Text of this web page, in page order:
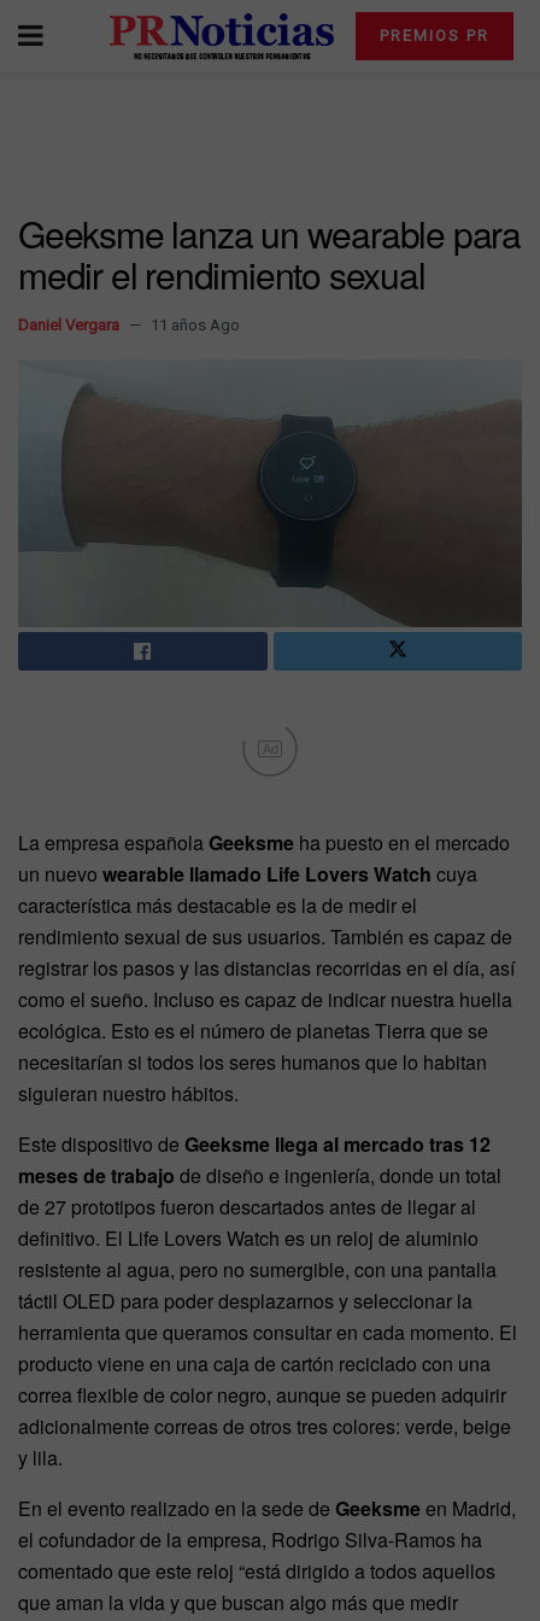
PREMIOS PR
Geeksme lanza un wearable para
medir el rendimiento sexual
Daniel Vergara 11 años Ago
Ad
La empresa españolaGeeksme ha puesto en el mercado
un nuevo wearable llamado Life Lovers Watch cuya
característica más destacable es la de medir el
rendimiento sexual de sus usuarios. También es capaz de
registrar los pasos y las distancias recorridas en el día, así
como el sueño. Incluso es capaz de indicar nuestra huella
ecológica. Esto es el número de planetas Tierra que se
necesitarían si todos los seres humanos que lo habitan
siguieran nuestro hábitos.
Este dispositivo de Geeksme llega al mercado tras 12
meses de trabajo de diseño e ingeniería, donde un total
de 27 prototipos fueron descartados antes de llegar al
definitivo. El Life Lovers Watch es un reloj de aluminio
resistente al agua, pero no sumergible, con una pantalla
táctil OLED para poder desplazarnos y seleccionar la
herramienta que queramos consultar en cada momento. El
producto viene en una caja de cartón reciclado con una
correa flexible de color negro, aunque se pueden adquirir
adicionalmente correas de otros tres colores: verde, beige
y lila.
En el evento realizado en la sede de Geeksmeen Madrid,
el cofundador de la empresa, Rodrigo Silva-Ramos ha
comentado que este reloj “está dirigido a todos aquellos
que aman la vida y que buscan algo más que medir